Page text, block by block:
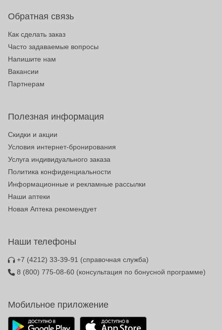
Обратная связь
Как сделать заказ
Часто задаваемые вопросы
Напишите нам
Вакансии
Партнерам
Полезная информация
Скидки и акции
Условия интернет-бронирования
Услуга индивидуального заказа
Политика конфиденциальности
Информационные и рекламные рассылки
Наши аптеки
Новая Аптека рекомендует
Наши телефоны
+7 (4212) 33-39-91 (справочная служба)
8 (800) 775-08-60 (консультация по бонусной программе)
Мобильное приложение